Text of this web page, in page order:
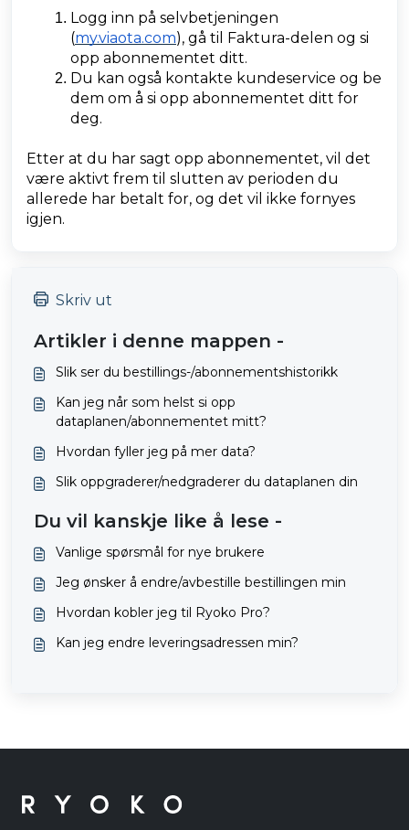
Logg inn på selvbetjeningen
(my.viaota.com), gå til Faktura-delen og si
opp abonnementet ditt.
Du kan også kontakte kundeservice og be
dem om å si opp abonnementet ditt for
deg.
Etter at du har sagt opp abonnementet, vil det
være aktivt frem til slutten av perioden du
allerede har betalt for, og det vil ikke fornyes
igjen.
Skriv ut
Artikler i denne mappen -
Slik ser du bestillings-/abonnementshistorikk
Kan jeg når som helst si opp
dataplanen/abonnementet mitt?
Hvordan fyller jeg på mer data?
Slik oppgraderer/nedgraderer du dataplanen din
Du vil kanskje like å lese -
Vanlige spørsmål for nye brukere
Jeg ønsker å endre/avbestille bestillingen min
Hvordan kobler jeg til Ryoko Pro?
Kan jeg endre leveringsadressen min?